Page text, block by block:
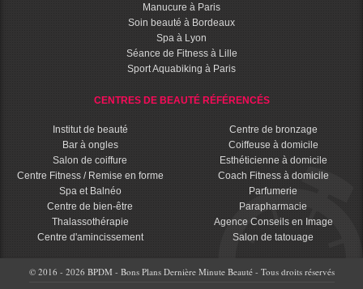
Manucure à Paris
Soin beauté à Bordeaux
Spa à Lyon
Séance de Fitness à Lille
Sport Aquabiking à Paris
CENTRES DE BEAUTÉ RÉFÉRENCÉS
Institut de beauté
Bar à ongles
Salon de coiffure
Centre Fitness / Remise en forme
Spa et Balnéo
Centre de bien-être
Thalassothérapie
Centre d'amincissement
Centre de bronzage
Coiffeuse à domicile
Esthéticienne à domicile
Coach Fitness à domicile
Parfumerie
Parapharmacie
Agence Conseils en Image
Salon de tatouage
© 2016 - 2026 BPDM - Bons Plans Dernière Minute Beauté - Tous droits réservés